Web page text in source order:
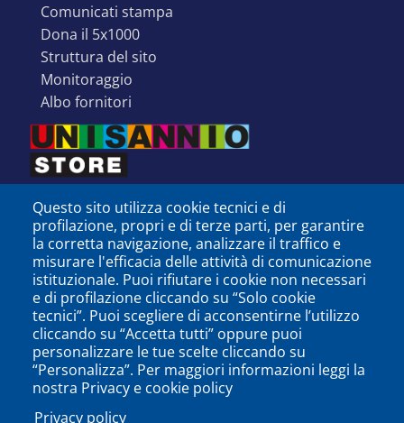
comunicati stampa
dona il 5x1000
struttura del sito
monitoraggio
albo fornitori
SEGUICI SU
Questo sito utilizza cookie tecnici e di
profilazione, propri e di terze parti, per garantire
la corretta navigazione, analizzare il traffico e
misurare l'efficacia delle attività di comunicazione
istituzionale. Puoi rifiutare i cookie non necessari
e di profilazione cliccando su “Solo cookie
tecnici”. Puoi scegliere di acconsentirne l’utilizzo
cliccando su “Accetta tutti” oppure puoi
personalizzare le tue scelte cliccando su
“Personalizza”. Per maggiori informazioni leggi la
nostra Privacy e cookie policy
Privacy policy